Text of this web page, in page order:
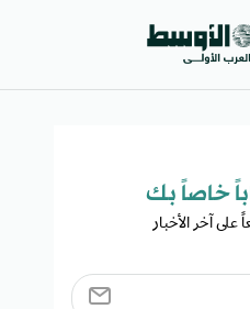
خاصاً بك​
آخر الأخبار